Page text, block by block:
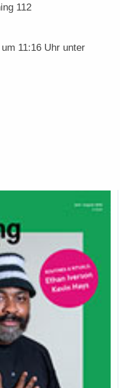
112
11:16 Uhr unter